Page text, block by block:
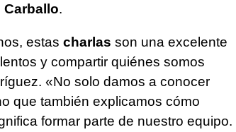
Carballo.
estas charlas son una excelente
y compartir quiénes somos
«No solo damos a conocer
que también explicamos cómo
formar parte de nuestro equipo.